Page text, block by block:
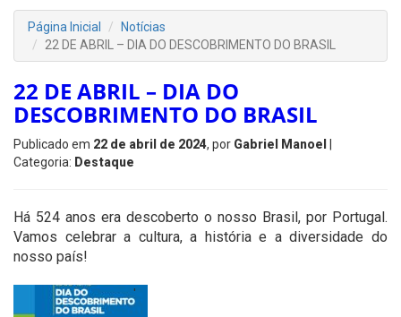
Página Inicial
Notícias
22 DE ABRIL – DIA DO DESCOBRIMENTO DO BRASIL
22 DE ABRIL – DIA DO
DESCOBRIMENTO DO BRASIL
Publicado em 22 de abril de 2024, por Gabriel Manoel
Categoria: Destaque
Há 524 anos era descoberto o nosso Brasil, por Portugal.
Vamos celebrar a cultura, a história e a diversidade do
nosso país!
'